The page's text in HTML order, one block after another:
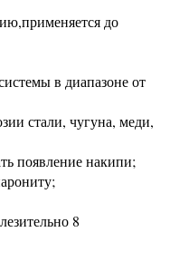
до
в диапазоне от
стали, чугуна, меди,
появление накипи;
8